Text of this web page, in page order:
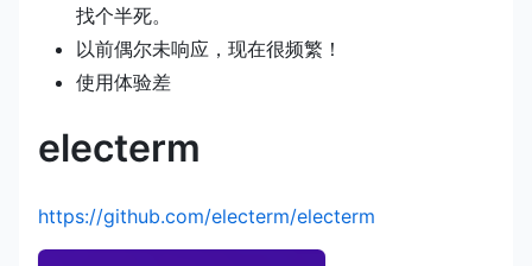
找个半死。
以前偶尔未响应，现在很频繁！
使用体验差
electerm
https://github.com/electerm/electerm